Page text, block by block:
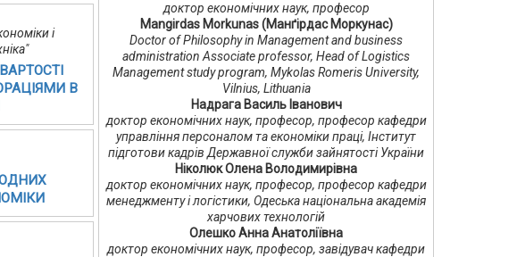
і
В
доктор економічних наук, професор
Mangirdas Morkunas (Манґірдас Моркунас)
Doctor of Philosophy in Management and business
administration Associate professor, Head of Logistics
Management study program, Mykolas Romeris University,
Vilnius, Lithuania
Надрага Василь Іванович
доктор економічних наук, професор, професор кафедри
управління персоналом та економіки праці, Інститут
підготови кадрів Державної служби зайнятості України
Ніколюк Олена Володимирівна
доктор економічних наук, професор, професор кафедри
менеджменту і логістики, Одеська національна академія
харчових технологій
Олешко Анна Анатоліївна
доктор економічних наук, професор, завідувач кафедри